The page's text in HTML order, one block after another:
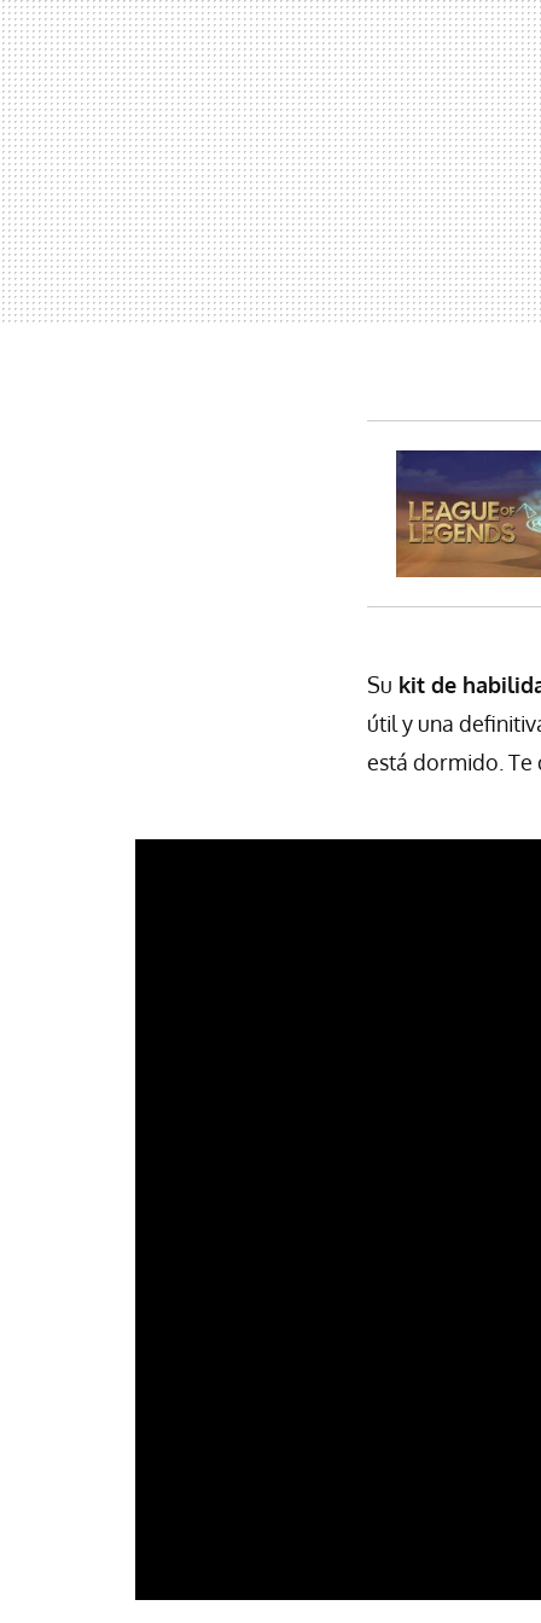
Su kit de
útil y una
está dormido. Te